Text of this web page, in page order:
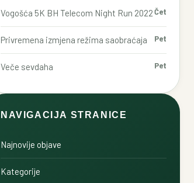
Vogošća 5K BH Telecom Night Run 2022Čet
Privremena izmjena režima saobraćaja Pet
Veče sevdaha Pet
NAVIGACIJA STRANICE
Najnovije objave
Kategorije